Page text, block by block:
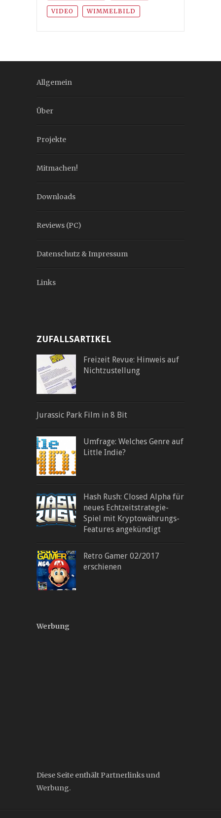
VIDEO WIMMELBILD
Allgemein
Über
Projekte
Mitmachen!
Downloads
Reviews (PC)
Datenschutz & Impressum
Links
ZUFALLSARTIKEL
Freizeit Revue: Hinweis auf
Nichtzustellung
Jurassic Park Film in 8 Bit
Umfrage: Welches Genre auf
Little Indie?
Hash Rush: Closed Alpha für
neues Echtzeitstrategie-
Spiel mit Kryptowährungs-
Features angekündigt
Retro Gamer 02/2017
erschienen
Werbung
Diese Seite enthält Partnerlinks und
Werbung.